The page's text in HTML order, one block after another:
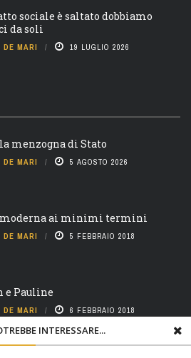
INTERESSARE...
sociale è saltato dobbiamo
da soli
DE MARI 19 LUGLIO 2026
menzogna di Stato
DE MARI 5 AGOSTO 2026
ai minimi termini
DE MARI 5 FEBBRAIO 2018
e Pauline
DE MARI 6 FEBBRAIO 2018